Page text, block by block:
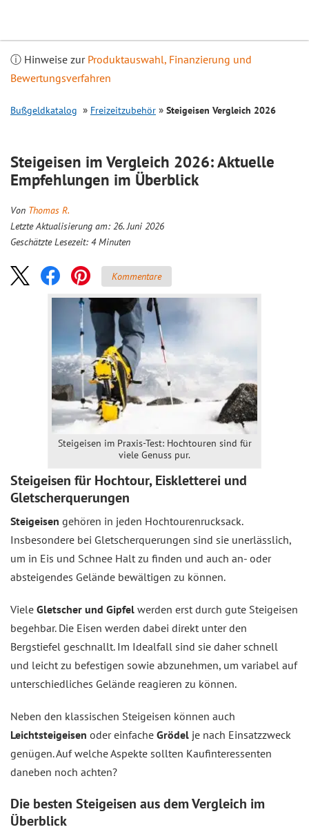
ⓘ Hinweise zur Produktauswahl, Finanzierung und
Bewertungsverfahren
Bußgeldkatalog Freizeitzubehör Steigeisen Vergleich 2026
Steigeisen im Vergleich 2026: Aktuelle
Empfehlungen im Überblick
Von Thomas R.
Letzte Aktualisierung am: 26. Juni 2026
Geschätzte Lesezeit: 4 Minuten
Kommentare
Steigeisen im Praxis-Test: Hochtouren sind für
viele Genuss pur.
Steigeisen für Hochtour, Eiskletterei und
Gletscherquerungen
Steigeisen gehören in jeden Hochtourenrucksack.
Insbesondere bei Gletscherquerungen sind sie unerlässlich,
um in Eis und Schnee Halt zu finden und auch an- oder
absteigendes Gelände bewältigen zu können.
Viele Gletscher und Gipfel werden erst durch gute Steigeisen
begehbar. Die Eisen werden dabei direkt unter den
Bergstiefel geschnallt. Im Idealfall sind sie daher schnell
und leicht zu befestigen sowie abzunehmen, um variabel auf
unterschiedliches Gelände reagieren zu können.
Neben den klassischen Steigeisen können auch
Leichtsteigeisen oder einfache Grödel je nach Einsatzzweck
genügen. Auf welche Aspekte sollten Kaufinteressenten
daneben noch achten?
Die besten Steigeisen aus demVergleich im
Überblick